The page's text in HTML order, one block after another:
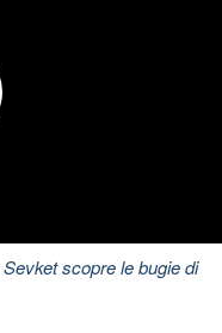
scopre le bugie di